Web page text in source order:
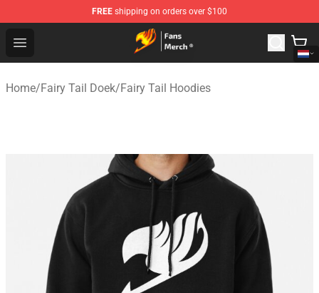
FREE shipping on orders over $100
Open menu
Fairy Tail Store - Official Fairy Tail Merchandise Shop
Home/Fairy Tail Doek/Fairy Tail Hoodies